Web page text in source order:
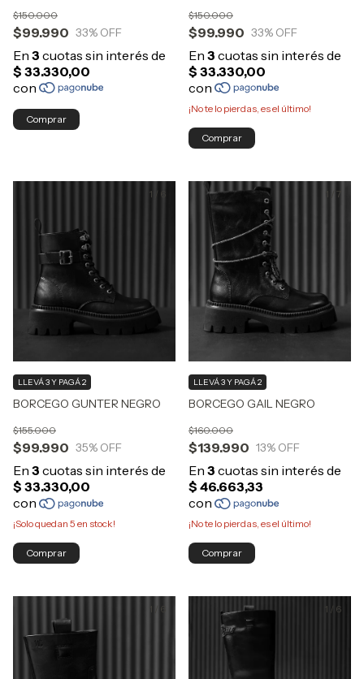
$99.990
$150.000
33% OFF
Comprar
$99.990
$150.000
33% OFF
¡No te lo pierdas, es el último!
Comprar
1 / 6
BORCEGO GUNTER NEGRO
$99.990
$155.000
35% OFF
LLEVÁ 3 Y PAGÁ 2
¡Solo quedan 5 en stock!
Comprar
1 7
BORCEGO GAIL NEGRO
$139.990
$160.000
13% OFF
LLEVÁ 3 Y PAGÁ 2
¡No te lo pierdas, es el último!
Comprar
1 6 1 / 6